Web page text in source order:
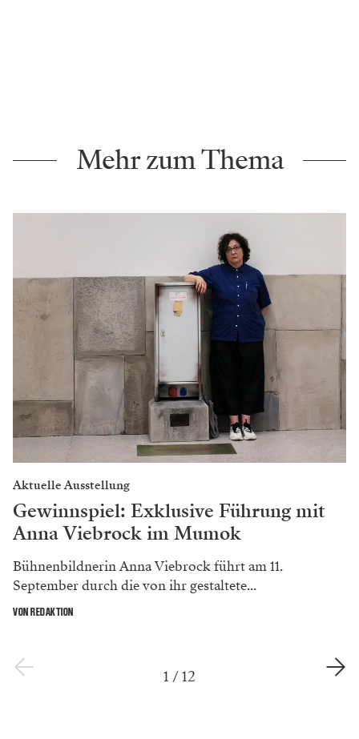
Mehr zum Thema
Aktuelle Ausstellung
Gewinnspiel: Exklusive Führung mit
Anna Viebrock im Mumok
Bühnenbildnerin Anna Viebrock führt am 11.
September durch die von ihr gestaltete...
VON REDAKTION
1 /12